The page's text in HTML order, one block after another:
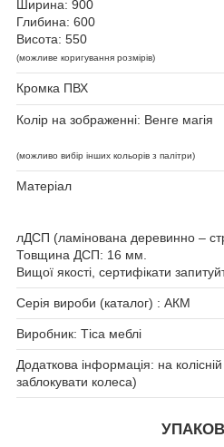
Ширина: 900
Глибина: 600
Висота: 550
(можливе коригування розмірів)
Кромка ПВХ
Колір на зображенні: Венге магія
(можливо вибір інших кольорів з палітри)
Матеріал
лДСП (ламінована деревинно –
Товщина ДСП: 16 мм.
Вищої якості, сертифікати
Серія вироби (каталог) : АКМ
Виробник: Тіса меблі
Додаткова інформація: на
заблокувати колеса)